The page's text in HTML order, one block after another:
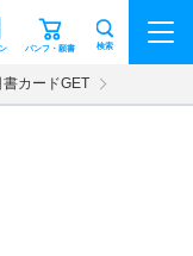
パンフ・願書 検索
カードGET